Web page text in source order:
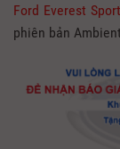
Ford Everest Sport
phiên bản